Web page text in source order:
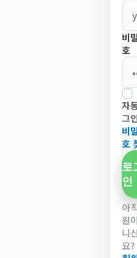
비
호
자
그인
비
호
로
인
아
원
니
요?